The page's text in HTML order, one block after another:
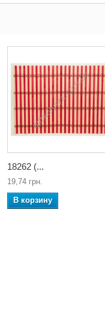
18262 (...
19,74 грн.
В корзину